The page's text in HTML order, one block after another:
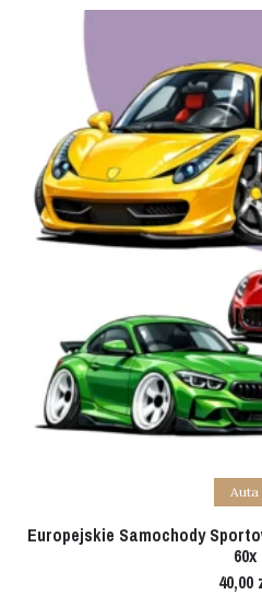
Add to
Auta
Europejskie Samochody
60x
40,00